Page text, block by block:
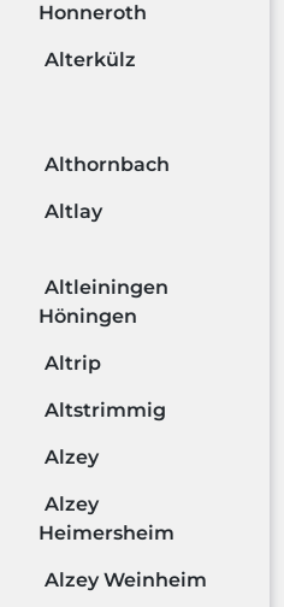
Honneroth
Alterkülz
Althornbach
Altlay
Altleiningen
Höningen
Altrip
Altstrimmig
Alzey
Alzey
Heimersheim
Alzey Weinheim